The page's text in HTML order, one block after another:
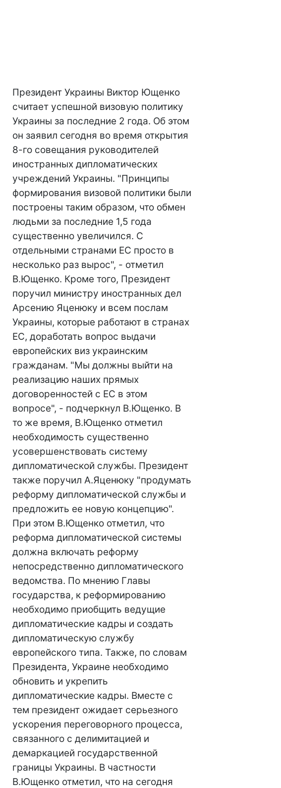
Президент Украины Виктор Ющенко
считает успешной визовую политику
Украины за последние 2 года. Об этом
он заявил сегодня во время открытия
8-го совещания руководителей
иностранных дипломатических
учреждений Украины. "Принципы
формирования визовой политики были
построены таким образом, что обмен
людьми за последние 1,5 года
существенно увеличился. С
отдельными странами ЕС просто в
несколько раз вырос", - отметил
В.Ющенко. Кроме того, Президент
поручил министру иностранных дел
Арсению Яценюку и всем послам
Украины, которые работают в странах
ЕС, доработать вопрос выдачи
европейских виз украинским
гражданам. "Мы должны выйти на
реализацию наших прямых
договоренностей с ЕС в этом
вопросе", - подчеркнул В.Ющенко. В
то же время, В.Ющенко отметил
необходимость существенно
усовершенствовать систему
дипломатической службы. Президент
также поручил А.Яценюку "продумать
реформу дипломатической службы и
предложить ее новую концепцию".
При этом В.Ющенко отметил, что
реформа дипломатической системы
должна включать реформу
непосредственно дипломатического
ведомства. По мнению Главы
государства, к реформированию
необходимо приобщить ведущие
дипломатические кадры и создать
дипломатическую службу
европейского типа. Также, по словам
Президента, Украине необходимо
обновить и укрепить
дипломатические кадры. Вместе с
тем президент ожидает серьезного
ускорения переговорного процесса,
связанного с делимитацией и
демаркацией государственной
границы Украины. В частности
В.Ющенко отметил, что на сегодня